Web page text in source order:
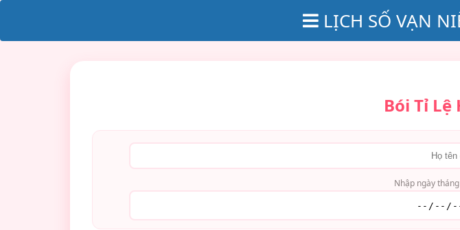
LỊCH SỐ VẠN
Bói Tỉ Lệ
Nhập ngày